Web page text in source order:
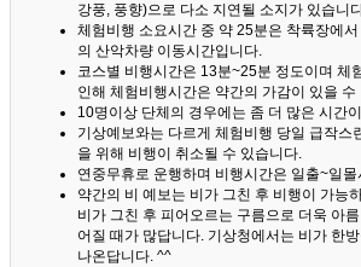
강풍, 풍향)으로 다소 지연될 소지가 있습니
체험비행 소요시간 중 약 25분은 착륙장에
의 산악차량 이동시간입니다.
코스별 비행시간은 13분~25분 정도이며 체
인해 체험비행시간은 약간의 가감이 있을 수
10명이상 단체의 경우에는 좀 더 많은 시간
기상예보와는 다르게 체험비행 당일 급작스
을 위해 비행이 취소될 수 있습니다.
연중무휴로 운행하며 비행시간은 일출~일
약간의 비 예보는 비가 그친 후 비행이 가능
비가 그친 후 피어오르는 구름으로 더욱 아
어질 때가 많답니다. 기상청에서는 비가 한
나온답니다. ^^